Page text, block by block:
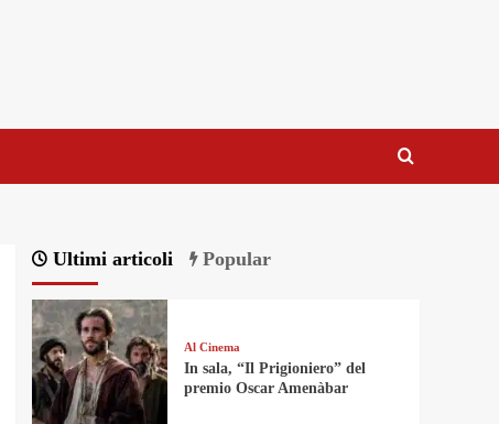
Ultimi articoli Popular
Al Cinema
In sala, “Il Prigioniero” del
premio Oscar Amenàbar